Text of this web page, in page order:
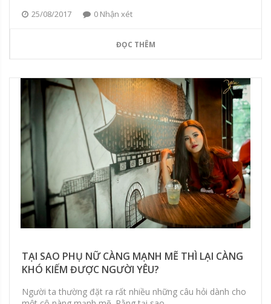
25/08/2017 0 Nhận xét
ĐỌC THÊM
TẠI SAO PHỤ NỮ CÀNG MẠNH MẼ THÌ LẠI CÀNG
KHÓ KIẾM ĐƯỢC NGƯỜI YÊU?
Người ta thường đặt ra rất nhiều những câu hỏi dành cho